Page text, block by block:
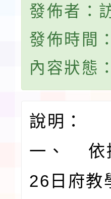
發佈者：
發佈時間
內容狀態
說明：
一、 依
26日府教